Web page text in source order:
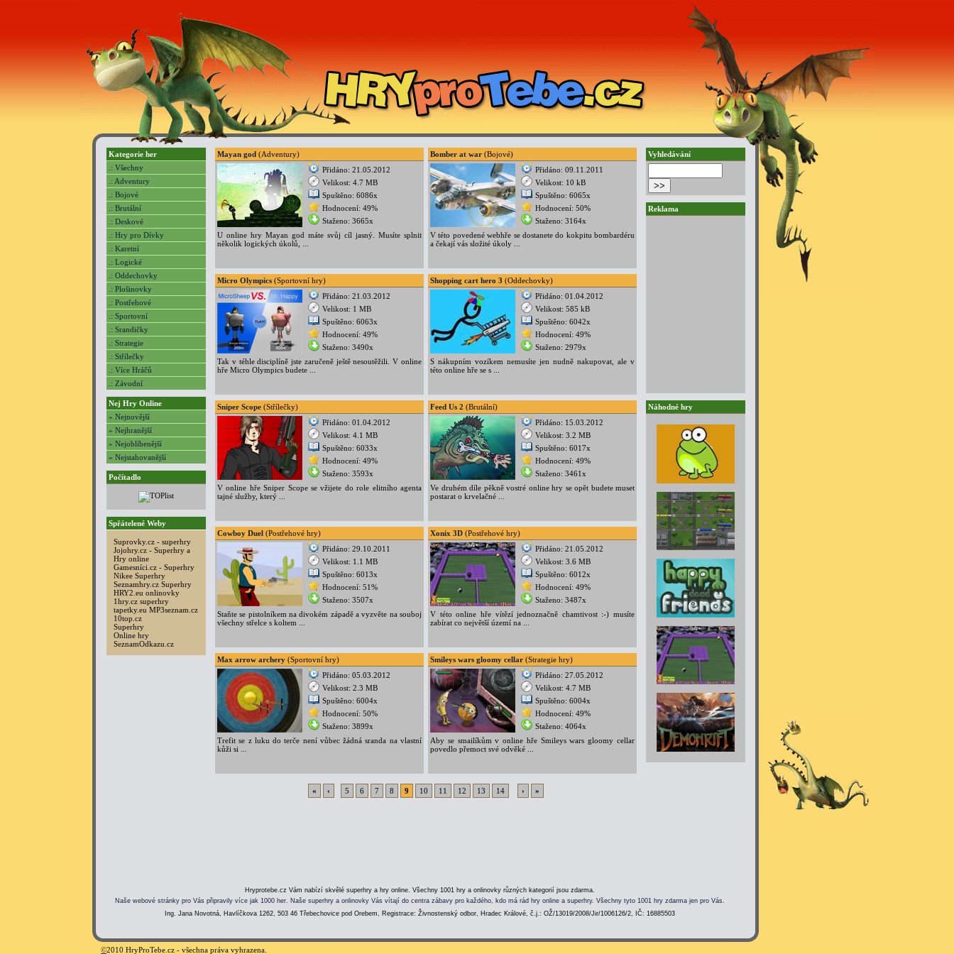
Kategorie her
.: Všechny
.: Adventury
.: Bojové
.: Brutální
.: Deskové
.: Hry pro Dívky
.: Karetní
.: Logické
.: Oddechovky
.: Plošinovky
.: Postřehové
.: Sportovní
.: Srandičky
.: Strategie
.: Střílečky
.: Více Hráčů
.: Závodní
Nej Hry Online
» Nejnovější
» Nejhranější
» Nejoblíbenější
» Nejstahovanější
Počítadlo
Spřátelené Weby
Suprovky.cz - superhry
Jojohry.cz - Superhry a
Hry online
Gamesníci.cz - Superhry
Nikee Superhry
Seznamhry.cz Superhry
HRY2.eu onlinovky
1hry.cz superhry
tapetky.eu MP3seznam.cz
10top.cz
Superhry
Online hry
SeznamOdkazu.cz
Vyhledávání
Reklama
Náhodné hry
Mayan god (Adventury)
Přidáno: 21.05.2012
Velikost: 4.7 MB
Spuštěno: 6086x
Hodnocení: 49%
Staženo: 3665x
U online hry Mayan god máte svůj cíl jasný. Musíte splnit
několik logických úkolů, ...
Bomber at war (Bojové)
Přidáno: 09.11.2011
Velikost: 10 kB
Spuštěno: 6065x
Hodnocení: 50%
Staženo: 3164x
V této povedené webhře se dostanete do kokpitu bombardéru
a čekají vás složité úkoly ...
Micro Olympics (Sportovní hry)
Přidáno: 21.03.2012
Velikost: 1 MB
Spuštěno: 6063x
Hodnocení: 49%
Staženo: 3490x
Tak v téhle disciplíně jste zaručeně ještě nesoutěžili. V online
hře Micro Olympics budete ...
Shopping cart hero 3 (Oddechovky)
Přidáno: 01.04.2012
Velikost: 585 kB
Spuštěno: 6042x
Hodnocení: 49%
Staženo: 2979x
S nákupním vozíkem nemusíte jen nudně nakupovat, ale v
této online hře se s ...
Sniper Scope (Střílečky)
Přidáno: 01.04.2012
Velikost: 4.1 MB
Spuštěno: 6033x
Hodnocení: 49%
Staženo: 3593x
V online hře Sniper Scope se vžijete do role elitního agenta
tajné služby, který ...
Feed Us 2 (Brutální)
Přidáno: 15.03.2012
Velikost: 3.2 MB
Spuštěno: 6017x
Hodnocení: 49%
Staženo: 3461x
Ve druhém díle pěkně vostré online hry se opět budete muset
postarat o krvelačné ...
Cowboy Duel (Postřehové hry)
Přidáno: 29.10.2011
Velikost: 1.1 MB
Spuštěno: 6013x
Hodnocení: 51%
Staženo: 3507x
Staňte se pistolníkem na divokém západě a vyzvěte na souboj
všechny střelce s koltem ...
Xonix 3D (Postřehové hry)
Přidáno: 21.05.2012
Velikost: 3.6 MB
Spuštěno: 6012x
Hodnocení: 49%
Staženo: 3487x
V této online hře vítězí jednoznačně chamtivost :-) musíte
zabírat co největší území na ...
Max arrow archery (Sportovní hry)
Přidáno: 05.03.2012
Velikost: 2.3 MB
Spuštěno: 6004x
Hodnocení: 50%
Staženo: 3899x
Trefit se z luku do terče není vůbec žádná sranda na vlastní
kůži si ...
Smileys wars gloomy cellar (Strategie hry)
Přidáno: 27.05.2012
Velikost: 4.7 MB
Spuštěno: 6004x
Hodnocení: 49%
Staženo: 4064x
Aby se smailíkům v online hře Smileys wars gloomy cellar
povedlo přemoct své odvěké ...
« ‹ 5 6 7 8 9 10 11 12 13 14 › »
Hryprotebe.cz Vám nabízí skvělé superhry a hry online. Všechny 1001 hry a onlinovky různých kategorií jsou zdarma.
Naše webové stránky pro Vás připravily více jak 1000 her. Naše superhry a onlinovky Vás vítají do centra zábavy pro každého, kdo má rád hry online a superhry. Všechny tyto 1001 hry zdarma jen pro Vás.
Ing. Jana Novotná, Havlíčkova 1262, 503 46 Třebechovice pod Orebem, Registrace: Živnostenský odbor, Hradec Králové, č.j.: OŽ/13019/2008/Jir/1006126/2, IČ: 16885503
©2010 HryProTebe.cz - všechna práva vyhrazena.